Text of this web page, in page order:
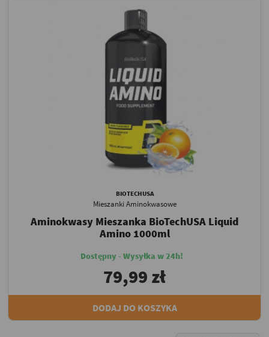
BIOTECHUSA
Mieszanki Aminokwasowe
Aminokwasy Mieszanka BioTechUSA Liquid
Amino 1000ml
Dostępny - Wysyłka w 24h!
79,99 zł
DODAJ DO KOSZYKA